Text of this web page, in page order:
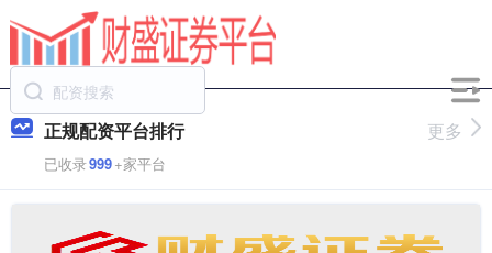
正规配资平台排行
已收录999+家平台
更多